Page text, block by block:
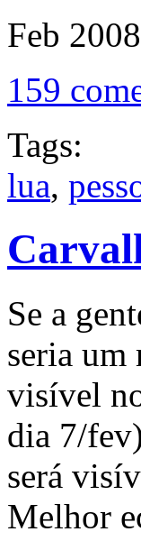
Feb 2008
159
Tags:
lua,
Se a
seria um
visível
dia 7/
será
Melhor